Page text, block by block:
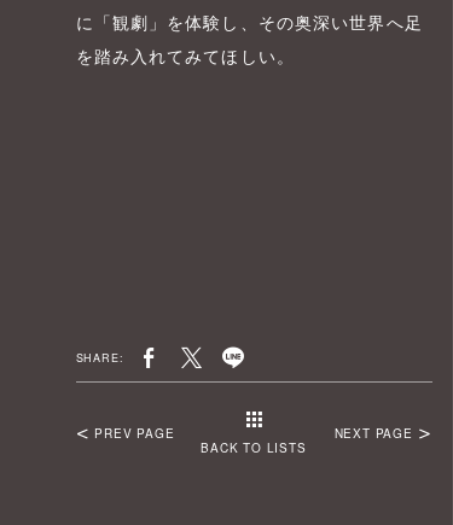
に「観劇」を体験し、その奥深い世界へ足
を踏み入れてみてほしい。
SHARE:
BACK TO LISTS
PREV PAGE NEXT PAGE